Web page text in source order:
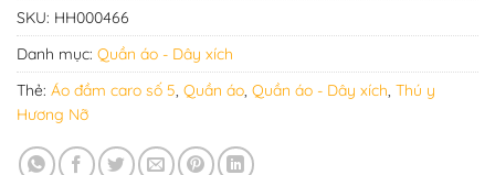
SKU: HH000466
Danh mục: Quần áo - Dây xích
Thẻ: Áo đầm caro số 5, Quần áo, Quần áo - Dây xích, Thú y
Hương Nỡ